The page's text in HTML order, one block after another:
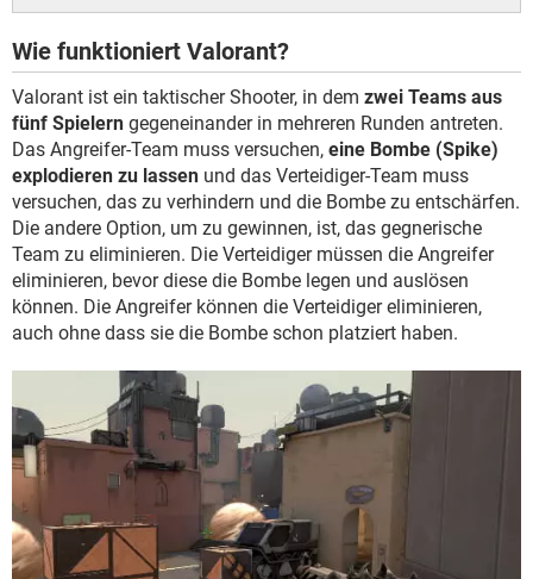
Wie funktioniert Valorant?
Valorant ist ein taktischer Shooter, in dem zwei Teams aus
fünf Spielern gegeneinander in mehreren Runden antreten.
Das Angreifer-Team muss versuchen, eine Bombe (Spike)
explodieren zu lassen und das Verteidiger-Team muss
versuchen, das zu verhindern und die Bombe zu entschärfen.
Die andere Option, um zu gewinnen, ist, das gegnerische
Team zu eliminieren. Die Verteidiger müssen die Angreifer
eliminieren, bevor diese die Bombe legen und auslösen
können. Die Angreifer können die Verteidiger eliminieren,
auch ohne dass sie die Bombe schon platziert haben.